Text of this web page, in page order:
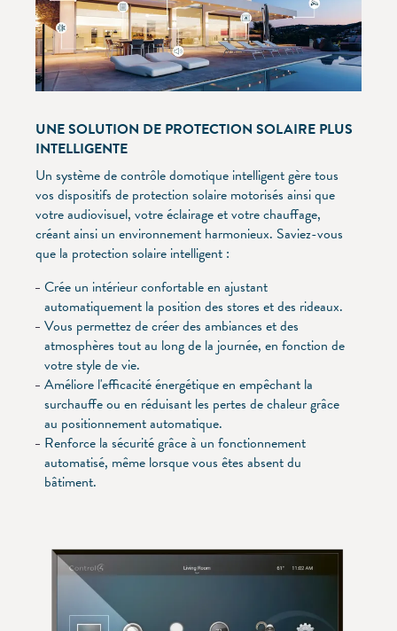
UNE SOLUTION DE PROTECTION SOLAIRE PLUS
INTELLIGENTE
Un système de contrôle domotique intelligent gère tous
vos dispositifs de protection solaire motorisés ainsi que
votre audiovisuel, votre éclairage et votre chauffage,
créant ainsi un environnement harmonieux. Saviez-vous
que la protection solaire intelligent :
Crée un intérieur confortable en ajustant
automatiquement la position des stores et des rideaux.
Vous permettez de créer des ambiances et des
atmosphères tout au long de la journée, en fonction de
votre style de vie.
Améliore l'efficacité énergétique en empêchant la
surchauffe ou en réduisant les pertes de chaleur grâce
au positionnement automatique.
Renforce la sécurité grâce à un fonctionnement
automatisé, même lorsque vous êtes absent du
bâtiment.